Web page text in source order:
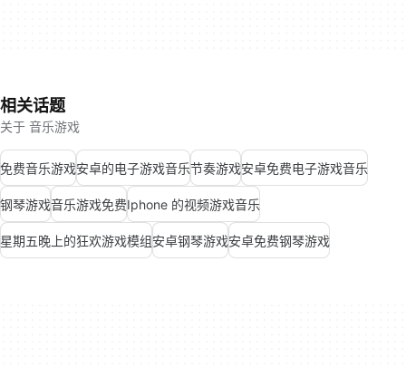
相关话题
关于 音乐游戏
免费音乐游戏安卓的电子游戏音乐节奏游戏安卓免费电子游戏音乐
钢琴游戏音乐游戏免费Iphone 的视频游戏音乐
星期五晚上的狂欢游戏模组安卓钢琴游戏安卓免费钢琴游戏